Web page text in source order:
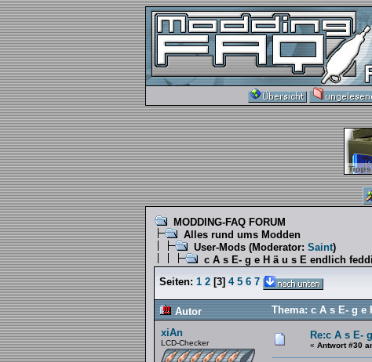
MODDING-FAQ FORUM
Alles rund ums Modden
User-Mods(Moderator: Saint)
c A s E- g e H ä u s E endlich
Seiten: 1 2[3] 4 5 6 7
Autor
Thema: c A s E- g e
xiAn
LCD-Checker
Re:c A s E-
« Antwort #30